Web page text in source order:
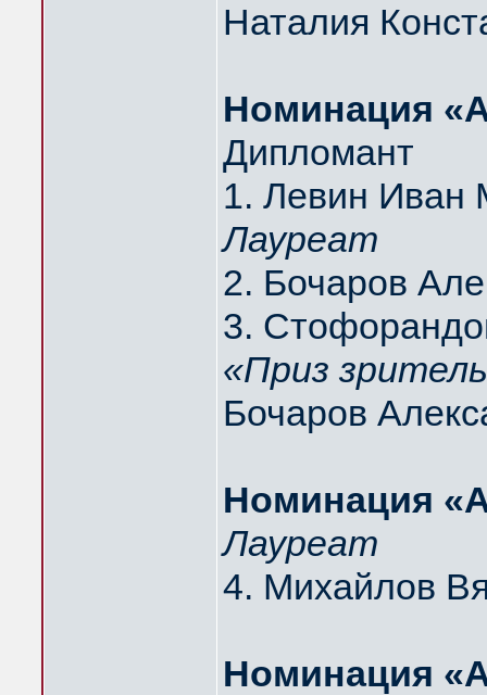
Наталия
Hоминация
Дипломант
1. Левин
Лауреат
2. Бочаров
3.
«Приз
Бочаров
Hоминация
Лауреат
4. Михайлов
Hоминация